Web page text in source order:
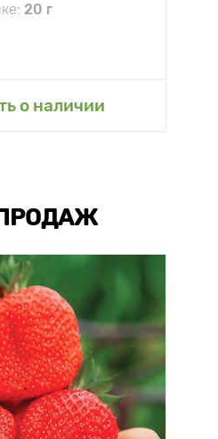
20 г
о наличии